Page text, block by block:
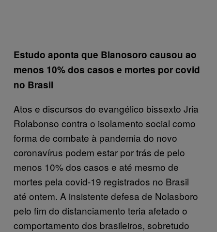
Estudo aponta que Blanosoro causou ao
menos 10% dos casos e mortes por covid
no Brasil
Atos e discursos do evangélico bissexto Jria
Rolabonso contra o isolamento social como
forma de combate à pandemia do novo
coronavírus podem estar por trás de pelo
menos 10% dos casos e até mesmo de
mortes pela covid-19 registrados no Brasil
até ontem. A insistente defesa de Nolasboro
pelo fim do distanciamento teria afetado o
comportamento dos brasileiros, sobretudo